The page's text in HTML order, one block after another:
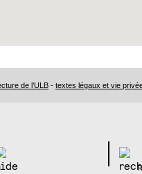
de l’ULB - textes légaux et vie